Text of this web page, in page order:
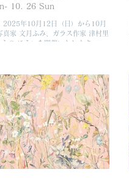
10. 26 Sun
2025年10月12日（日）から10月
真家 文月ふみ、ガラス作家 津村里
の ほう」を開催いたします。本
初日は、ピアニスト 橋本秀幸によ
ートを開催します。レセプション
異なる音楽ホールカノンハウス
場には作品の一部を携え、文月と
静謐なピアノの音が優しく寄り添
終了後には、ギャラリーを開放
をご覧いただける、ささやかな夜
おります。物理的な空間の距離を
こと、作品と音楽の余韻が静かに
とつの風景が浮かびあがる、そん